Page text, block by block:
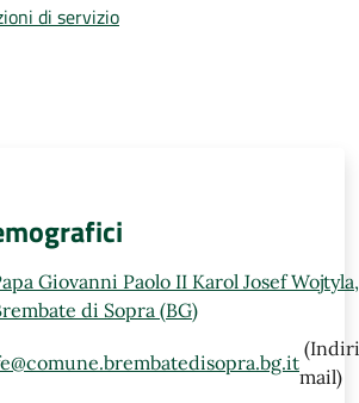
di servizio
Giovanni Paolo II Karol Josef
di Sopra (BG)
mail)